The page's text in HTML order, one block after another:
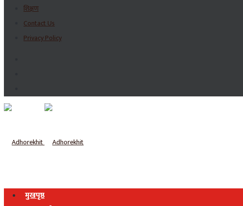
शिक्षण
Contact Us
Privacy Policy
मुखपृष्ठ